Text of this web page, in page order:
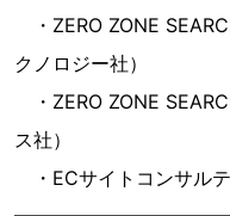
・ZERO ZONE
クノロジー社）
・ZERO ZONE
ス社）
・ECサイトコンサル